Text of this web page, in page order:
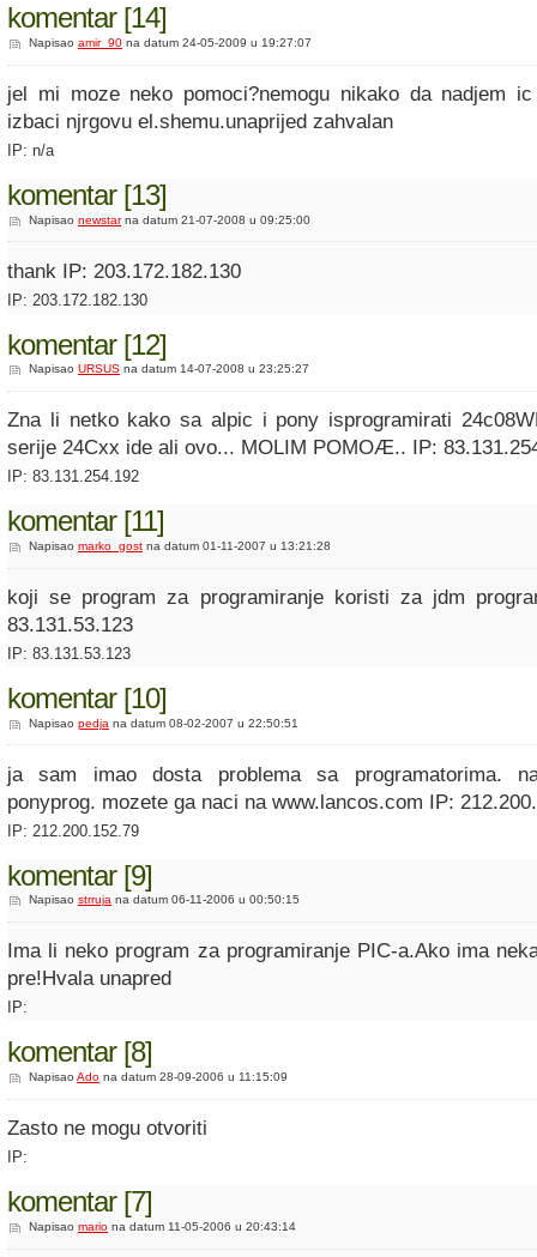
komentar [14]
Napisao amir_90 na datum 24-05-2009 u 19:27:07
jel mi moze neko pomoci?nemogu nikako da nadjem
izbaci njrgovu el.shemu.unaprijed zahvalan
IP: n/a
komentar [13]
Napisao newstarna datum 21-07-2008 u 09:25:00
thank IP: 203.172.182.130
IP: 203.172.182.130
komentar [12]
Napisao URSUS na datum 14-07-2008 u 23:25:27
Zna li netko kako sa alpic i pony isprogramirati
serije 24Cxx ide ali ovo... MOLIM POMOÆ.. IP:
IP: 83.131.254.192
komentar [11]
Napisao marko_gost na datum 01-11-2007 u 13:21:28
koji se program za programiranje koristi za jdm
83.131.53.123
IP: 83.131.53.123
komentar [10]
Napisao pedja na datum 08-02-2007 u 22:50:51
ja sam imao dosta problema sa programatorima.
ponyprog. mozete ga naci na www.lancos.com IP:
IP: 212.200.152.79
komentar [9]
Napisao strruja na datum 06-11-2006 u 00:50:15
Ima li neko program za programiranje PIC-a.Ako ima
pre!Hvala unapred
IP:
komentar [8]
Napisao Ado na datum 28-09-2006 u 11:15:09
Zasto ne mogu otvoriti
IP:
komentar [7]
Napisao mario na datum 11-05-2006 u 20:43:14